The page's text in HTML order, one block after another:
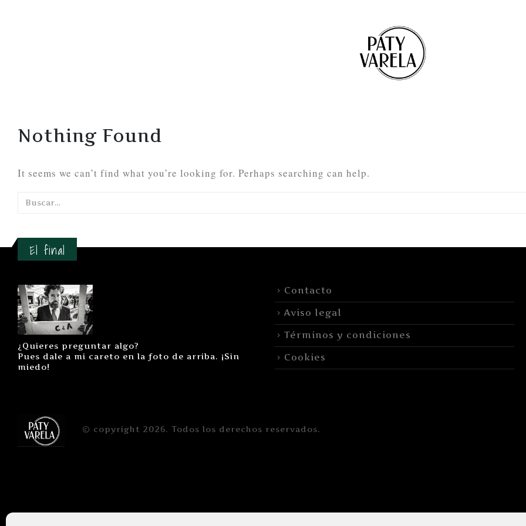
Nothing Found
It seems we can’t find what you’re looking for. Perhaps searching can help.
El final
¿Quieres preguntar algo?
Pues dale a mi careto en la foto de arriba. ¡Sin
miedo!
Contacto
Aviso legal
Términos y condiciones
Cookies
© copyright 2026. Todos los derechos reservados.